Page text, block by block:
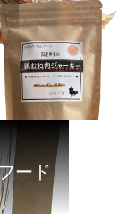
ード